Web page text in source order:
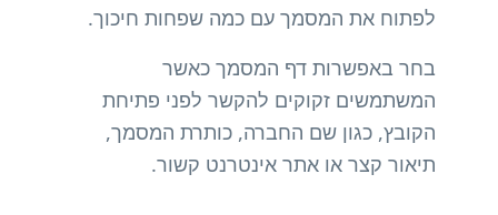
לפתוח את המסמך עם כמה שפחות חיכוך.
בחר באפשרות דף המסמך כאשר
המשתמשים זקוקים להקשר לפני פתיחת
הקובץ, כגון שם החברה, כותרת המסמך,
תיאור קצר או אתר אינטרנט קשור.